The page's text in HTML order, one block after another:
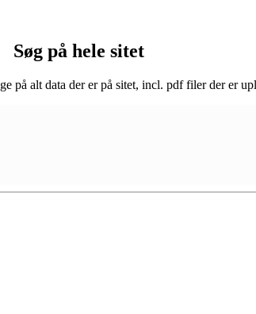
Søg på hele sitet
på alt data der er på sitet, incl. pdf filer der er